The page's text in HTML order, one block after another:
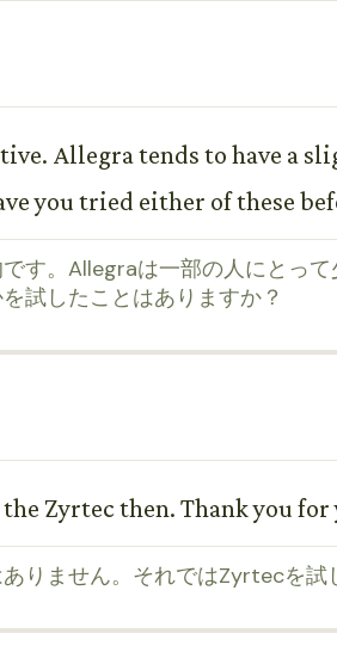
Allegra tends to have a
you tried either of these
す。Allegraは一部の人にとっ
試したことはありますか？
Zyrtec then. Thank you for
りません。それではZyrtecを